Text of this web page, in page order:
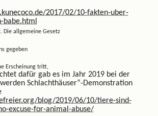
2017/02/10-fakten-uber-
babe.html
Die allgemeine Gesetz
gegeben
Erscheinung tritt,
dafür gab es im Jahr 2019 bei der
Schlachthäuser“-Demonstration
blog/2019/06/10/tiere-sind-
excuse-for-animal-abuse/